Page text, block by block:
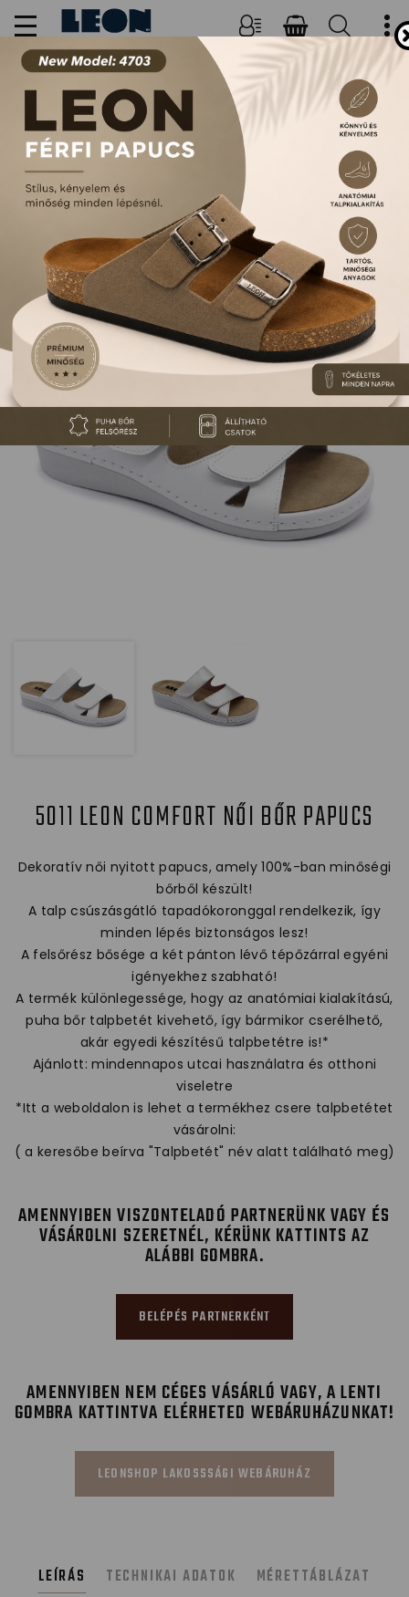
NŐI, FÉRFI PAPUCSOK ÉS
SZANDÁLOK
5011 LEON COMFORT NŐI BŐR PAPUCS
Dekoratív női nyitott papucs, amely 100%-ban minőségi
bőrből készült!
A talp csúszásgátló tapadókoronggal rendelkezik, így
minden lépés biztonságos lesz!
A felsőrész bősége a két pánton lévő tépőzárral egyéni
igényekhez szabható!
A termék különlegessége, hogy az anatómiai kialakítású,
puha bőr talpbetét kivehető, így bármikor cserélhető,
akár egyedi készítésű talpbetétre is!*
Ajánlott: mindennapos utcai használatra és otthoni
viseletre
*Itt a weboldalon is lehet a termékhez csere talpbetétet
vásárolni:
( a keresőbe beírva "Talpbetét" név alatt található meg)
AMENNYIBEN VISZONTELADÓ PARTNERÜNK VAGY ÉS
VÁSÁROLNI SZERETNÉL, KÉRÜNK KATTINTS AZ
ALÁBBI GOMBRA.
BELÉPÉS PARTNERKÉNT
AMENNYIBEN NEM CÉGES VÁSÁRLÓ VAGY, A LENTI
GOMBRA KATTINTVA ELÉRHETED WEBÁRUHÁZUNKAT!
LEONSHOP LAKOSSSÁGI WEBÁRUHÁZ
LEÍRÁS TECHNIKAI ADATOK MÉRETTÁBLÁZAT